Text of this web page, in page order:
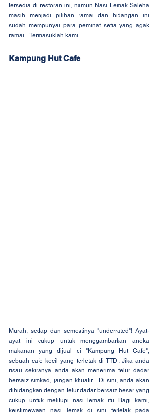
tersedia di restoran ini, namun Nasi Lemak Saleha
masih menjadi pilihan ramai dan hidangan ini
sudah mempunyai para peminat setia yang agak
ramai... Termasuklah kami!
Kampung Hut Cafe
Murah, sedap dan semestinya "underrated"! Ayat-
ayat ini cukup untuk menggambarkan aneka
makanan yang dijual di "Kampung Hut Cafe",
sebuah cafe kecil yang terletak di TTDI. Jika anda
risau sekiranya anda akan menerima telur dadar
bersaiz simkad, jangan khuatir... Di sini, anda akan
dihidangkan dengan telur dadar bersaiz besar yang
cukup untuk melitupi nasi lemak itu. Bagi kami,
keistimewaan nasi lemak di sini terletak pada